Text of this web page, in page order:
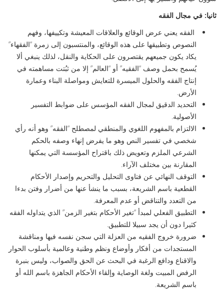
ثانيا: في مجال الفقه
الفقه يعني عرض الوقائع والعلاقات المعيشة وتكييفها، وفهم
النصوص وتطبيقها على هذه الوقائع، والمنتسبون إلى زمرة “الفقهاء”
يكاد يكون جميعهم يقتصرون على الحكاية والنقل، لذلك ينبغي ألا
يُسمح بحمل وصف “الفقيه” أو “العالم” إلا من ثبُتت مساهمته في
إنتاج الفقه والحلول الميسرة للتعايش ومواصلة البناء وعمارة
الأرض.
التحديد الدقيق لمجال الفقه المؤسس على ضوابط التفسير
الأصولية.
الالتزام بالمفهوم اللغوي والمنطقي لمصطلح “الفقه” وهو أنه رأي
شخصي في تفسير النص وهو ما يفرض إنهاء وصفه بالحكم
الشرعي الملزم وتعويض ذلك باقتراح المؤسسة التي يمكنها
المقارنة بين مختلف الآراء.
التوقف النهائي عن فتاوى التحليل والتحريم وإصدار الأحكام
القطعية باسم الشريعة، بسبب ما ينشأ عنها من أضرار وفتن بدءا
من التعدد والتناقض أو عدم المعرفة.
التطبيق الفعلي لمبدأ “تغير الأحكام بتغير الزمن” الذي يتداوله الفقه
كثيرا دون أن يجد سبيلا للتطبيق.
ضرورة خروج الفقيه من العزلة التي سجن نفسه فيها ومناقشة
المستجدات من أفكار وأوضاع ونظم وطنية وعالمية بأسلوب الحوار
والاقناع ودافع الرغبة في البحث عن الحق والصواب، وليس بنبرة
الرفض المبيت ولغة الوصاية وإلقاء الأحكام الجاهزة باسم الله أو
باسم الشريعة.